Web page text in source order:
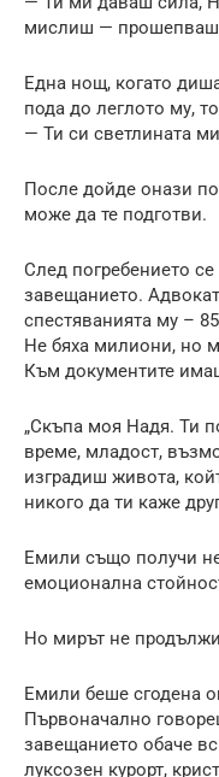
мислиш —
Една нощ, когато
пода до леглото му,
— Ти си светлината
После дойде онази
може да те подготви.
След погребението
завещанието.
спестяванията му –
Не бяха милиони, но
Към документите
„Скъпа моя Надя. Ти
време, младост,
изградиш живота,
никого да ти каже
Емили също получи
емоционална
Но мирът не
Емили беше сгодена
Първоначално
завещанието обаче
луксозен курорт,